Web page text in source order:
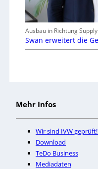
Ausbau in Richtung
Swan erweitert die
Mehr Infos
Wir sind IVW geprüft!
Download
TeDo Business
Mediadaten